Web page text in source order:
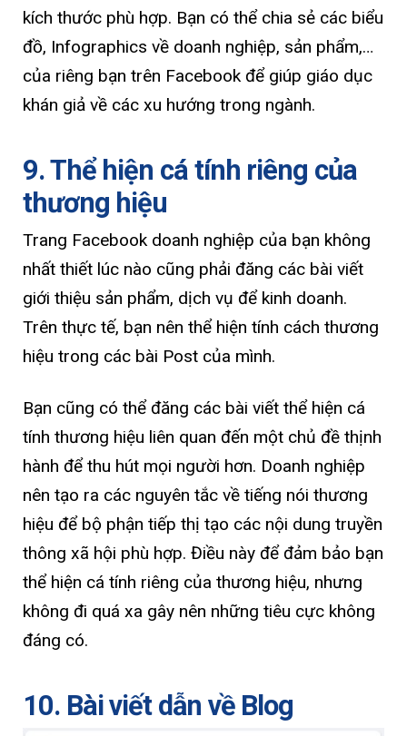
kích thước phù hợp. Bạn có thể chia sẻ các biểu
đồ, Infographics về doanh nghiệp, sản phẩm,…
của riêng bạn trên Facebook để giúp giáo dục
khán giả về các xu hướng trong ngành.
9. Thể hiện cá tính riêng của
thương hiệu
Trang Facebook doanh nghiệp của bạn không
nhất thiết lúc nào cũng phải đăng các bài viết
giới thiệu sản phẩm, dịch vụ để kinh doanh.
Trên thực tế, bạn nên thể hiện tính cách thương
hiệu trong các bài Post của mình.
Bạn cũng có thể đăng các bài viết thể hiện cá
tính thương hiệu liên quan đến một chủ đề thịnh
hành để thu hút mọi người hơn. Doanh nghiệp
nên tạo ra các nguyên tắc về tiếng nói thương
hiệu để bộ phận tiếp thị tạo các nội dung truyền
thông xã hội phù hợp. Điều này để đảm bảo bạn
thể hiện cá tính riêng của thương hiệu, nhưng
không đi quá xa gây nên những tiêu cực không
đáng có.
10. Bài viết dẫn về Blog